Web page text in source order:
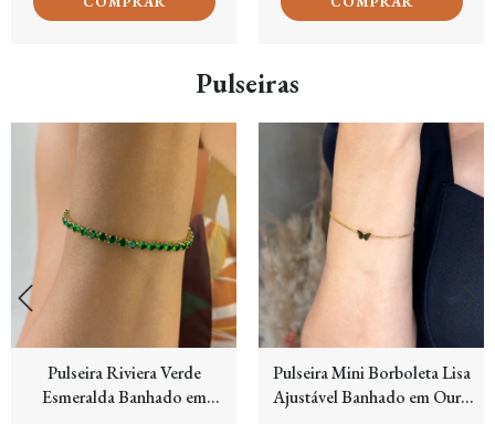
Pulseiras
Pulseira Riviera Verde
Esmeralda Banhado em
Pulseira Mini Borboleta Lisa
Ajustável Banhado em Ouro